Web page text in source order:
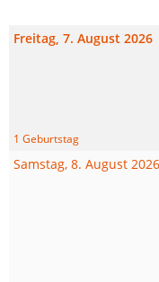
Freitag, 7. August 2026
1 Geburtstag
Samstag, 8. August 2026